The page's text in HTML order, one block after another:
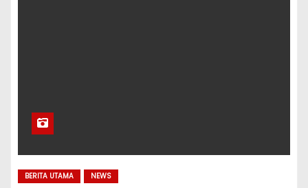
BERITA UTAMA NEWS